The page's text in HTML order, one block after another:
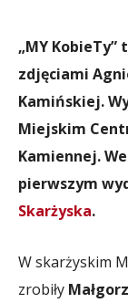
„MY
zdjęciami
Kamińskiej.
Miejskim
Kamiennej.
pierwszym
Skarżyska.
W skarżyskim
zrobiły